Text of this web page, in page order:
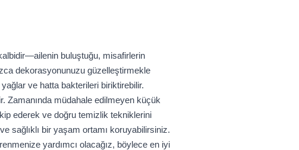
buluştuğu, misafirlerin
dekorasyonunuzu güzelleştirmekle
yağlar ve hatta bakterileri biriktirebilir.
Zamanında müdahale edilmeyen küçük
ederek ve doğru temizlik tekniklerini
sağlıklı bir yaşam ortamı koruyabilirsiniz.
yardımcı olacağız, böylece en iyi